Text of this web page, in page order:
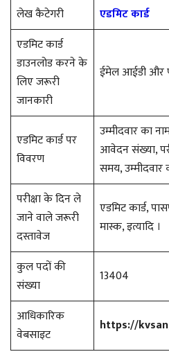
लेख कैटेगरी
एडमिट कार्ड
एडमिट कार्ड
डाउनलोड करने के
लिए जरूरी
जानकारी
ईमेल आईडी और
एडमिट कार्ड पर
विवरण
उम्मीदवार का
आवेदन संख्या,
समय, उम्मीदवार
परीक्षा के दिन ले
जाने वाले जरूरी
दस्तावेज
एडमिट कार्ड,
मास्क, इत्यादि ।
कुल पदों की
संख्या
13404
आधिकारिक
वेबसाइट
https://